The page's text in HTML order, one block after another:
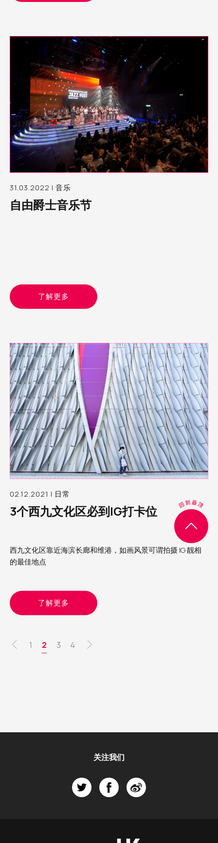
31.03.2022 | 音乐
自由爵士音乐节
了解更多
02.12.2021 | 日常
3个西九文化区必到IG打卡位
西九文化区靠近海滨长廊和维港，如画风景可谓拍摄 IG 靓相
的最佳地点
了解更多
分
页
1
当
前
2
页
3
页
4
关注我们